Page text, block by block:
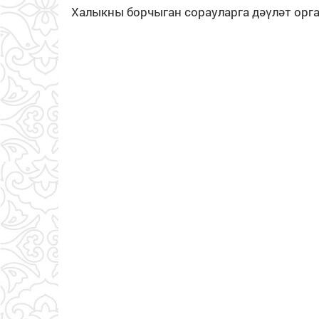
Халыкны борчыган сорауларга дәүләт